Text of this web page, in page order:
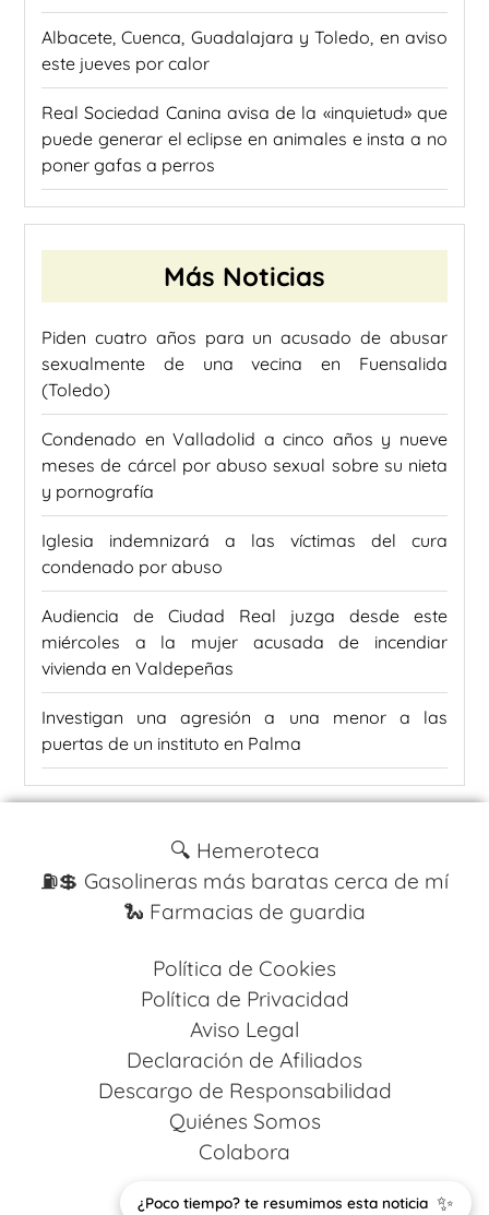
¿Poco tiempo? te resumimos esta noticia ✨
Albacete, Cuenca, Guadalajara y Toledo, en aviso
este jueves por calor
Real Sociedad Canina avisa de la «inquietud» que
puede generar el eclipse en animales e insta a no
poner gafas a perros
Más Noticias
Piden cuatro años para un acusado de abusar
sexualmente de una vecina en Fuensalida
(Toledo)
Condenado en Valladolid a cinco años y nueve
meses de cárcel por abuso sexual sobre su nieta
y pornografía
Iglesia indemnizará a las víctimas del cura
condenado por abuso
Audiencia de Ciudad Real juzga desde este
miércoles a la mujer acusada de incendiar
vivienda en Valdepeñas
Investigan una agresión a una menor a las
puertas de un instituto en Palma
🔍 Hemeroteca
⛽️💲 Gasolineras más baratas cerca de mí
🐍 Farmacias de guardia
Política de Cookies
Política de Privacidad
Aviso Legal
Declaración de Afiliados
Descargo de Responsabilidad
Quiénes Somos
Colabora
Design byCodestack Solutions